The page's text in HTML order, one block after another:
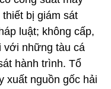
bị giám sát
luật; không cấp,
với những tàu cá
hành trình. Tổ
xuất nguồn gốc hải